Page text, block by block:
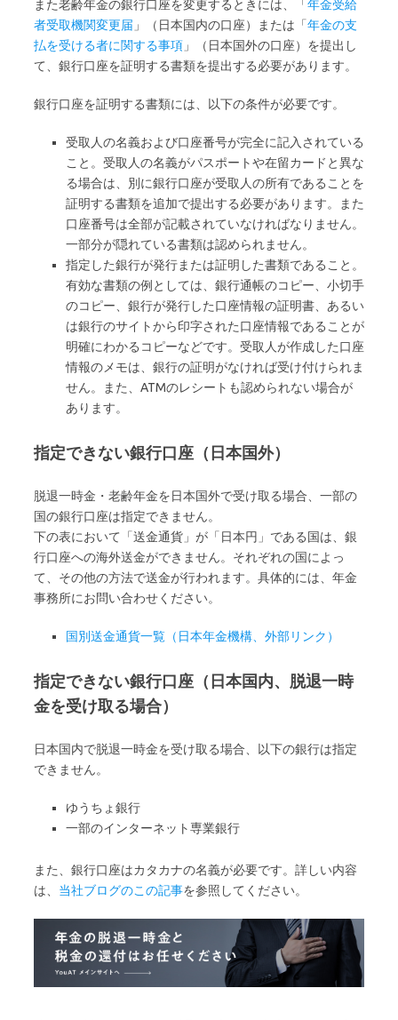
また老齢年金の銀行口座を変更するときには、「年金受給
者受取機関変更届 」（日本国内の口座）または「年金の支
払を受ける者に関する事項 」（日本国外の口座）を提出し
て、銀行口座を証明する書類を提出する必要があります。
銀行口座を証明する書類には、以下の条件が必要です。
受取人の名義および口座番号が完全に記入されている
こと。受取人の名義がパスポートや在留カードと異な
る場合は、別に銀行口座が受取人の所有であることを
証明する書類を追加で提出する必要があります。また
口座番号は全部が記載されていなければなりません。
一部分が隠れている書類は認められません。
指定した銀行が発行または証明した書類であること。
有効な書類の例としては、銀行通帳のコピー、小切手
のコピー、銀行が発行した口座情報の証明書、あるい
は銀行のサイトから印字された口座情報であることが
明確にわかるコピーなどです。受取人が作成した口座
情報のメモは、銀行の証明がなければ受け付けられま
せん。また、ATMのレシートも認められない場合が
あります。
指定できない銀行口座（日本国外）
脱退一時金・老齢年金を日本国外で受け取る場合、一部の
国の銀行口座は指定できません。
下の表において「送金通貨」が「日本円」である国は、銀
行口座への海外送金ができません。それぞれの国によっ
て、その他の方法で送金が行われます。具体的には、年金
事務所にお問い合わせください。
国別送金通貨一覧（日本年金機構、外部リンク）
指定できない銀行口座（日本国内、脱退一時
金を受け取る場合）
日本国内で脱退一時金を受け取る場合、以下の銀行は指定
できません。
ゆうちょ銀行
一部のインターネット専業銀行
また、銀行口座はカタカナの名義が必要です。詳しい内容
は、 当社ブログのこの記事を参照してください。